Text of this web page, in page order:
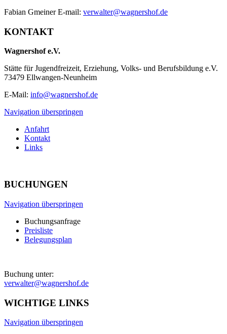
Fabian Gmeiner E-mail: verwalter@wagnershof.de
KONTAKT
Wagnershof e.V.
Stätte für Jugendfreizeit, Erziehung, Volks- und Berufsbildung e.V.
73479 Ellwangen-Neunheim
E-Mail: info@wagnershof.de
Navigation überspringen
Anfahrt
Kontakt
Links
BUCHUNGEN
Navigation überspringen
Buchungsanfrage
Preisliste
Belegungsplan
Buchung unter:
verwalter@wagnershof.de
WICHTIGE LINKS
Navigation überspringen